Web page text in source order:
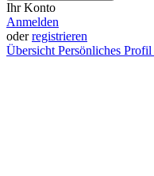
Ihr Konto
Anmelden
oderregistrieren
Übersicht Persönliches Profil